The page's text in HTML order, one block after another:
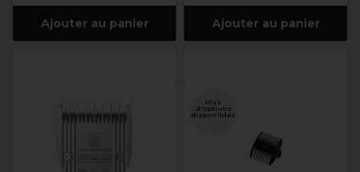
Ajouter au panier Ajouter au panier
Plus
d'options
disponibles